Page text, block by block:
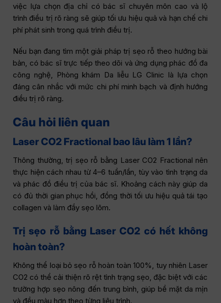
việc lựa chọn địa chỉ có bác sĩ chuyên môn cao và lộ
trình điều trị rõ ràng sẽ giúp tối ưu hiệu quả và hạn chế chi
phí phát sinh trong quá trình điều trị.
Nếu bạn đang tìm một giải pháp trị sẹo rỗ theo hướng bài
bản, có bác sĩ trực tiếp theo dõi và ứng dụng phác đồ đa
công nghệ, Phòng khám Da liễu LG Clinic là lựa chọn
đáng cân nhắc với mức chi phí minh bạch và định hướng
điều trị rõ ràng.
Câu hỏi liên quan
Laser CO2 Fractional bao lâu làm 1 lần?
Thông thường, trị sẹo rỗ bằng Laser CO2 Fractional nên
thực hiện cách nhau từ 4–6 tuần/lần, tùy vào tình trạng da
và phác đồ điều trị của bác sĩ. Khoảng cách này giúp da
có đủ thời gian phục hồi, đồng thời tối ưu hiệu quả tái tạo
collagen và làm đầy sẹo lõm.
Trị sẹo rỗ bằng Laser CO2 có hết không
hoàn toàn?
Không thể loại bỏ sẹo rỗ hoàn toàn 100%, tuy nhiên Laser
CO2 có thể cải thiện rõ rệt tình trạng sẹo, đặc biệt với các
trường hợp sẹo nông đến trung bình, giúp bề mặt da mịn
và đều màu hơn theo từng liệu trình.